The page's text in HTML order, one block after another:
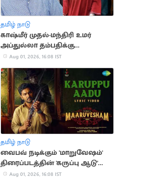
தமிழ் நாடு
காஷ்மீர் முதல்-மந்திரி உமர்
அப்துல்லா தம்பதிக்கு
விவாகரத்து: கோர்ட் ஒப்புதல்
Aug 01, 2026, 16:08 IST
தமிழ் நாடு
வைபவ் நடிக்கும் 'மாறுவேஷம்'
திரைப்படத்தின் 'கருப்பு ஆடு'
பாடல் வெளியானது
Aug 01, 2026, 16:08 IST